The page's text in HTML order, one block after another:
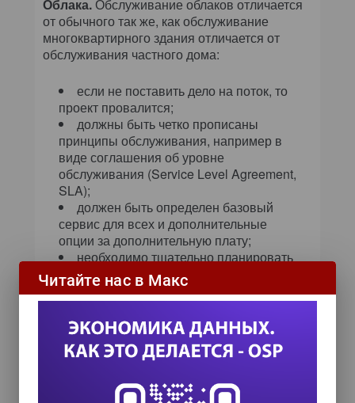
Облака. Обслуживание облаков отличается
от обычного так же, как обслуживание
многоквартирного здания отличается от
обслуживания частного дома:
если не поставить дело на поток, то
проект провалится;
должны быть четко прописаны
принципы обслуживания, например в
виде соглашения об уровне
обслуживания (Service Level Agreement,
SLA);
должен быть определен базовый
сервис для всех и дополнительные
опции за дополнительную плату;
необходимо тщательно планировать
и организовывать выполнение
технических работ, особенно
связанных с отключением сервиса, так
как надо скоординировать действия
разных клиентов;
должны быть хорошие
знать, кому куда звонить, особенно в
Читайте нас в Макс